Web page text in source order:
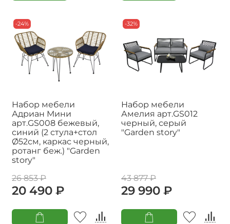
-24%
Набор мебели
Адриан Мини
арт.GS008 бежевый,
синий (2 стула+стол
Ø52см, каркас черный,
ротанг беж.) "Garden
story"
26 853 ₽
20 490 ₽
-32%
Набор мебели
Амелия арт.GS012
черный, серый
"Garden story"
43 877 ₽
29 990 ₽